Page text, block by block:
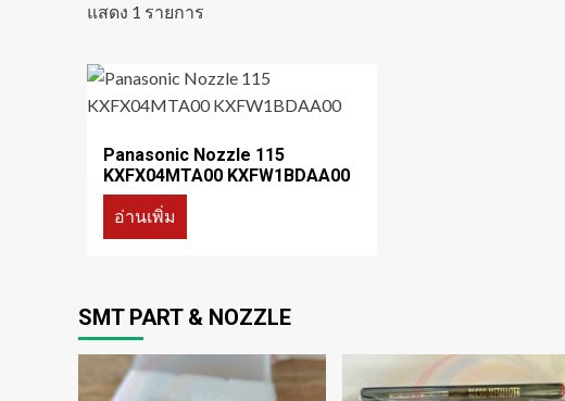
แสดง 1 รายการ
Panasonic Nozzle 115
KXFX04MTA00 KXFW1BDAA00
อ่านเพิ่ม
SMT PART & NOZZLE